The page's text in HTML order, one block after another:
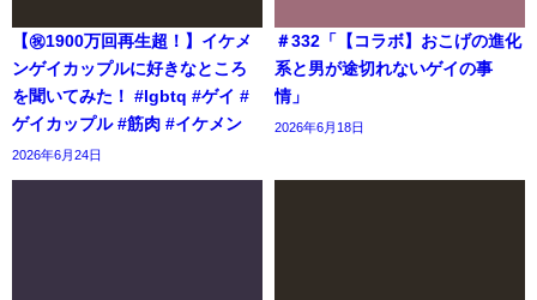
【㊗️1900万回再生超！】イケメ
ンゲイカップルに好きなところ
を聞いてみた！ #lgbtq #ゲイ #
ゲイカップル #筋肉 #イケメン
2026年6月24日
＃332「【コラボ】おこげの進化
系と男が途切れないゲイの事
情」
2026年6月18日